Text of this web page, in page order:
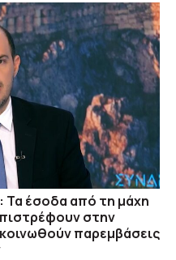
Τα έσοδα από τη μάχη
στην
παρεμβάσεις